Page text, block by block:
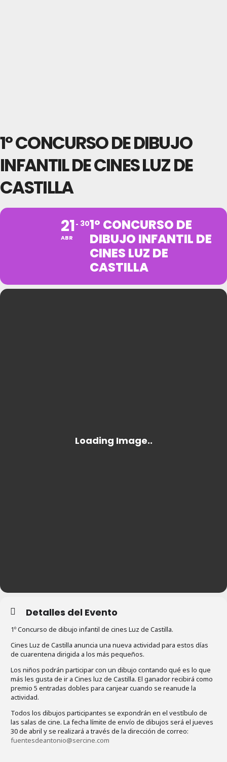
1º CONCURSO DE DIBUJO
INFANTIL DE CINES LUZ DE
CASTILLA
21
ABR
301º CONCURSO DE
DIBUJO INFANTIL DE
CINES LUZ DE
CASTILLA
Detalles del Evento
1º Concurso de dibujo infantil de cines Luz de Castilla.
Cines Luz de Castilla anuncia una nueva actividad para estos días
de cuarentena dirigida a los más pequeños.
Los niños podrán participar con un dibujo contando qué es lo que
más les gusta de ir a Cines luz de Castilla. El ganador recibirá como
premio 5 entradas dobles para canjear cuando se reanude la
actividad.
Todos los dibujos participantes se expondrán en el vestíbulo de
las salas de cine. La fecha límite de envío de dibujos será el jueves
30 de abril y se realizará a través de la dirección de correo:
fuentesdeantonio@sercine.com